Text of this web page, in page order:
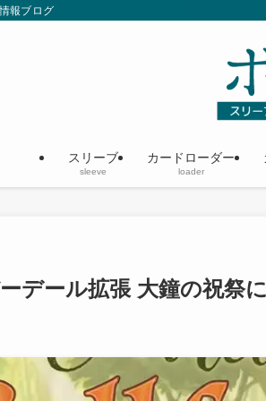
報ブログ
スリーブ
sleeve
カードローダー
loader
デール拡張 大鐘の祝祭